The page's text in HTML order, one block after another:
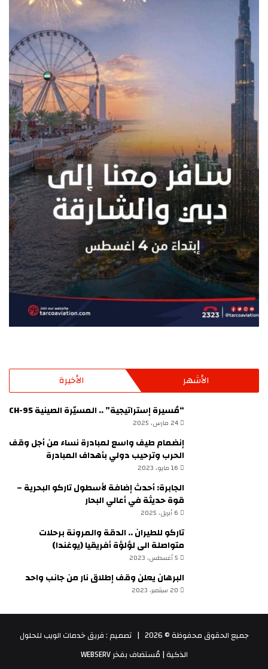
الأشهر الأخيرة
“مُسيرة إستراتيجية” .. المسيّرة الصينية CH-95
24 مارس، 2025
إنضمام طيف واسع لمبادرة نساء من أجل وقف
الحرب وترحيب دولي بأهداف المبادرة
16 مايو، 2023
الجابرة: أحدث إضافة لأسطول تاركو البحرية –
قوة حديثة في أعالي البحار
6 أبريل، 2025
تاركو للطيران .. الدقة والمرونة برحلات
متواصلة الى لؤلؤة أفريقيا (يوغندا)
5 أغسطس، 2023
البرهان يعلن وقف إطلاق نار من جانب واحد
20 سبتمبر، 2023
جميع الحقوق محفوظة © 2026 |
تصميم : فريق خدمات الويب للحلول
الذكية | مُستضاف بفخرWEBSERV